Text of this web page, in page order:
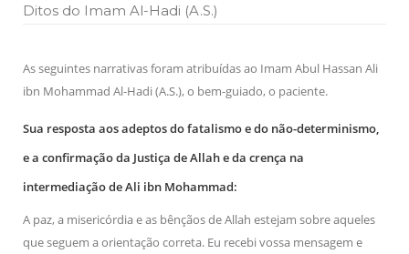
(A.S.)
(A.S.), conhecido por “Zein Al-Ábidin” (Formosura
Centro Islâmico no Brasil recebe o ex-
ministro das Relações Exteriores da
Na noite da quinta-feira, 03 de Abril, o Centro Islâmico no
Brasil recebeu em sua sede, em São Paulo, o ex-ministro das
Relações Exteriores da República Islâmica do Irã, Sr. Kamal
Ditos do Imam Al-Hadi (A.S.)
As seguintes narrativas foram atribuídas ao Imam Abul Hassan Ali
ibn Mohammad Al-Hadi (A.S.), o bem-guiado, o paciente.
Sua resposta aos adeptos do fatalismo e do não-determinismo,
e a confirmação da Justiça de Allah e da crença na
intermediação de Ali ibn Mohammad:
A paz, a misericórdia e as bênçãos de Allah estejam sobre aqueles
que seguem a orientação correta. Eu recebi vossa mensagem e